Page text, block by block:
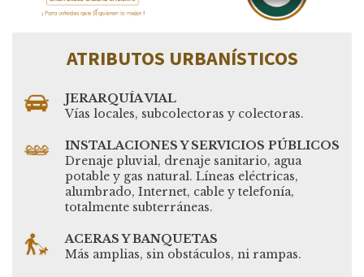
ATRIBUTOS URBANÍSTICOS
JERARQUÍA VIAL
Vías locales, subcolectoras y colectoras.
INSTALACIONES Y SERVICIOS PÚBLICOS
Drenaje pluvial, drenaje sanitario, agua
potable y gas natural. Líneas eléctricas,
alumbrado, Internet, cable y telefonía,
totalmente subterráneas.
ACERAS Y BANQUETAS
Más amplias, sin obstáculos, ni rampas.